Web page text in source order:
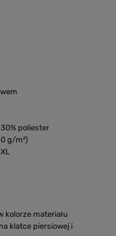
30% poliester
g/m²)
kolorze materiału
klatce piersiowej i